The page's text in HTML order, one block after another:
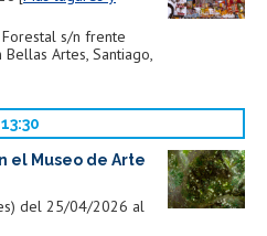
Forestal s/n frente
Artes, Santiago,
13:30
el Museo de Arte
del 25/04/2026 al